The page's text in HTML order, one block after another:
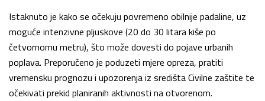
Istaknuto je kako se očekuju povremeno obilnije padaline, uz
moguće intenzivne pljuskove (20 do 30 litara kiše po
četvornomu metru), što može dovesti do pojave urbanih
poplava. Preporučeno je poduzeti mjere opreza, pratiti
vremensku prognozu i upozorenja iz središta Civilne zaštite te
očekivati prekid planiranih aktivnosti na otvorenom.